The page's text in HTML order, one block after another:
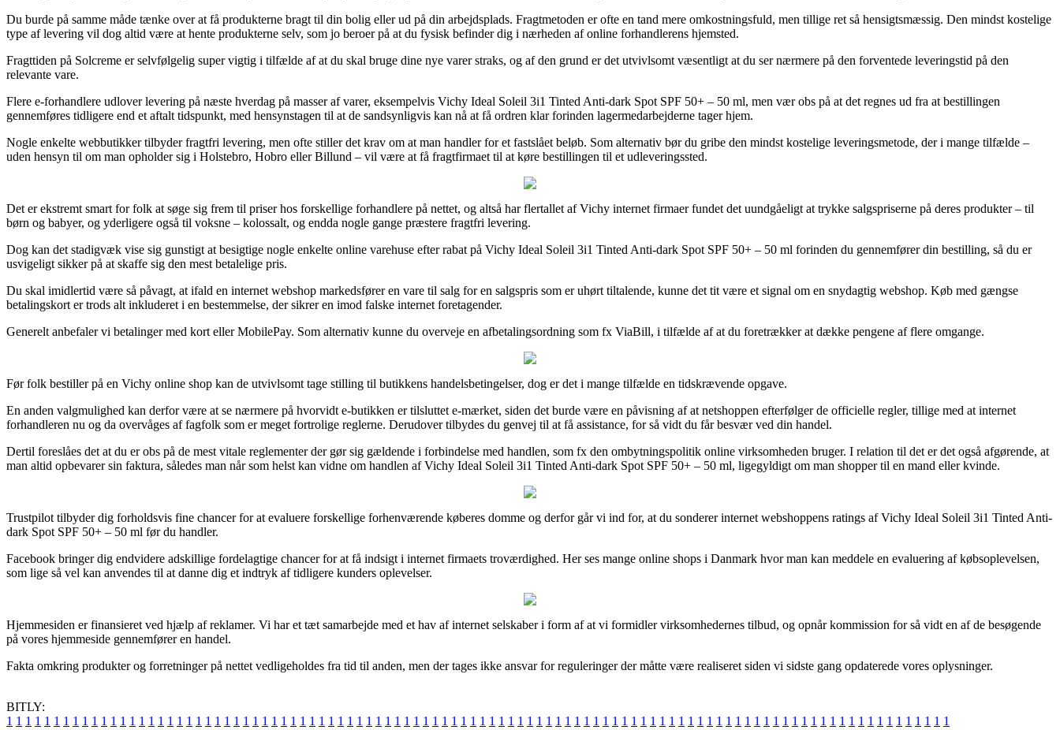
Du burde på samme måde tænke over at få produkterne bragt til din bolig eller ud på din arbejdsplads. Fragtmetoden er ofte en tand mere omkostningsfuld, men tillige ret så hensigtsmæssig. Den mindst kostelige
type af levering vil dog altid være at hente produkterne selv, som jo beroer på at du fysisk befinder dig i nærheden af online forhandlerens hjemsted.
Fragttiden på Solcreme er selvfølgelig super vigtig i tilfælde af at du skal bruge dine nye varer straks, og af den grund er det utvivlsomt væsentligt at du ser nærmere på den forventede leveringstid på den
relevante vare.
Flere e-forhandlere udlover levering på næste hverdag på masser af varer, eksempelvis Vichy Ideal Soleil 3i1 Tinted Anti-dark Spot SPF 50+ – 50 ml, men vær obs på at det regnes ud fra at bestillingen
gennemføres tidligere end et aftalt tidspunkt, med hensynstagen til at de sandsynligvis kan nå at få ordren klar forinden lagermedarbejderne tager hjem.
Nogle enkelte webbutikker tilbyder fragtfri levering, men ofte stiller det krav om at man handler for et fastslået beløb. Som alternativ bør du gribe den mindst kostelige leveringsmetode, der i mange tilfælde –
uden hensyn til om man opholder sig i Holstebro, Hobro eller Billund – vil være at få fragtfirmaet til at køre bestillingen til et udleveringssted.
Det er ekstremt smart for folk at søge sig frem til priser hos forskellige forhandlere på nettet, og altså har flertallet af Vichy internet firmaer fundet det uundgåeligt at trykke salgspriserne på deres produkter – til
børn og babyer, og yderligere også til voksne – kolossalt, og endda nogle gange præstere fragtfri levering.
Dog kan det stadigvæk vise sig gunstigt at besigtige nogle enkelte online varehuse efter rabat på Vichy Ideal Soleil 3i1 Tinted Anti-dark Spot SPF 50+ – 50 ml forinden du gennemfører din bestilling, så du er
usvigeligt sikker på at skaffe sig den mest betalelige pris.
Du skal imidlertid være så påvagt, at ifald en internet webshop markedsfører en vare til salg for en salgspris som er uhørt tiltalende, kunne det tit være et signal om en snydagtig webshop. Køb med gængse
betalingskort er trods alt inkluderet i en bestemmelse, der sikrer en imod falske internet foretagender.
Generelt anbefaler vi betalinger med kort eller MobilePay. Som alternativ kunne du overveje en afbetalingsordning som fx ViaBill, i tilfælde af at du foretrækker at dække pengene af flere omgange.
Før folk bestiller på en Vichy online shop kan de utvivlsomt tage stilling til butikkens handelsbetingelser, dog er det i mange tilfælde en tidskrævende opgave.
En anden valgmulighed kan derfor være at se nærmere på hvorvidt e-butikken er tilsluttet e-mærket, siden det burde være en påvisning af at netshoppen efterfølger de officielle regler, tillige med at internet
forhandleren nu og da overvåges af fagfolk som er meget fortrolige reglerne. Derudover tilbydes du genvej til at få assistance, for så vidt du får besvær ved din handel.
Dertil foreslåes det at du er obs på de mest vitale reglementer der gør sig gældende i forbindelse med handlen, som fx den ombytningspolitik online virksomheden bruger. I relation til det er det også afgørende, at
man altid opbevarer sin faktura, således man når som helst kan vidne om handlen af Vichy Ideal Soleil 3i1 Tinted Anti-dark Spot SPF 50+ – 50 ml, ligegyldigt om man shopper til en mand eller kvinde.
Trustpilot tilbyder dig forholdsvis fine chancer for at evaluere forskellige forhenværende køberes domme og derfor går vi ind for, at du sonderer internet webshoppens ratings af Vichy Ideal Soleil 3i1 Tinted Anti-
dark Spot SPF 50+ – 50 ml før du handler.
Facebook bringer dig endvidere adskillige fordelagtige chancer for at få indsigt i internet firmaets troværdighed. Her ses mange online shops i Danmark hvor man kan meddele en evaluering af købsoplevelsen,
som lige så vel kan anvendes til at danne dig et indtryk af tidligere kunders oplevelser.
Hjemmesiden er finansieret ved hjælp af reklamer. Vi har et tæt samarbejde med et hav af internet selskaber i form af at vi formidler virksomhedernes tilbud, og opnår kommission for så vidt en af de besøgende
på vores hjemmeside gennemfører en handel.
Fakta omkring produkter og forretninger på nettet vedligeholdes fra tid til anden, men der tages ikke ansvar for reguleringer der måtte være realiseret siden vi sidste gang opdaterede vores oplysninger.
BITLY:
1 1 1 1 1 1 1 1 1 1 1 1 1 1 1 1 1 1 1 1 1 1 1 1 1 1 1 1 1 1 1 1 1 1 1 1 1 1 1 1 1 1 1 1 1 1 1 1 1 1 1 1 1 1 1 1 1 1 1 1 1 1 1 1 1 1 1 1 1 1 1 1 1 1 1 1 1 1 1 1 1 1 1 1 1 1 1 1 1 1 1 1 1 1 1 1 1 1 1 1